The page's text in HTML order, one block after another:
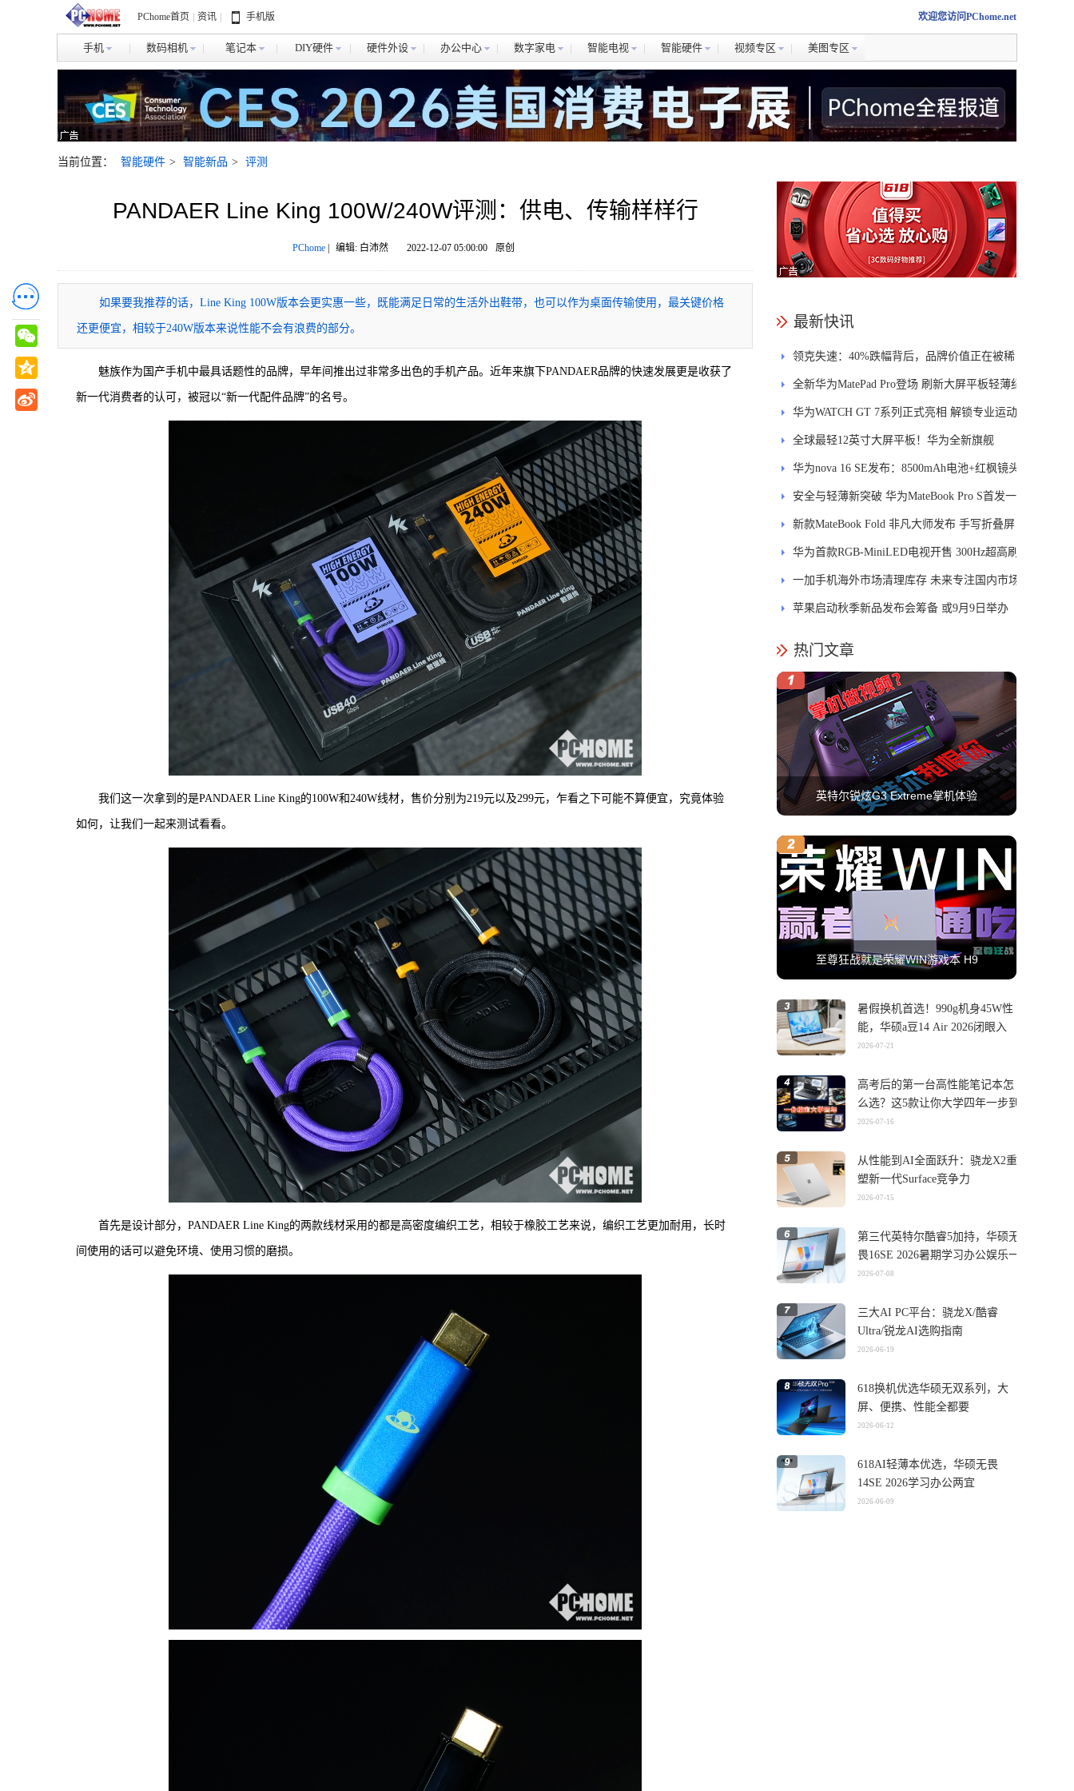
PChome首页 资讯 手机版 欢迎您访问PChome.net
手机 数码相机 笔记本 DIY硬件 硬件外设 办公中心 数字家电 智能电视 智能硬件 视频专区 美图专区
当前位置： 智能硬件 > 智能新品 > 评测
PANDAER Line King 100W/240W评测：供电、传输样样行
PChome| 编辑: 白沛然 2022-12-07 05:00:00 原创
如果要我推荐的话，Line King 100W版本会更实惠一些，既能满足日常的生活外出鞋带，也可以作为桌面传输使用，最关键价格
还更便宜，相较于240W版本来说性能不会有浪费的部分。
魅族作为国产手机中最具话题性的品牌，早年间推出过非常多出色的手机产品。近年来旗下PANDAER品牌的快速发展更是收获了
新一代消费者的认可，被冠以“新一代配件品牌”的名号。
我们这一次拿到的是PANDAER Line King的100W和240W线材，售价分别为219元以及299元，乍看之下可能不算便宜，究竟体验
如何，让我们一起来测试看看。
首先是设计部分，PANDAER Line King的两款线材采用的都是高密度编织工艺，相较于橡胶工艺来说，编织工艺更加耐用，长时
间使用的话可以避免环境、使用习惯的磨损。
最新快讯
领克失速：40%跌幅背后，品牌价值正在被稀
释
全新华为MatePad Pro登场 刷新大屏平板轻薄纪
录
华为WATCH GT 7系列正式亮相 解锁专业运动
新体验
全球最轻12英寸大屏平板！华为全新旗舰
MatePad Pro正式发布
华为nova 16 SE发布：8500mAh电池+红枫镜头
安全与轻薄新突破 华为MateBook Pro S首发一
区双像素技术防窥屏
新款MateBook Fold 非凡大师发布 手写折叠屏
引领PC交互新体验
华为首款RGB-MiniLED电视开售 300Hz超高刷
新率
一加手机海外市场清理库存 未来专注国内市场
苹果启动秋季新品发布会筹备 或9月9日举办
热门文章
英特尔锐炫G3 Extreme掌机体验
至尊狂战就是荣耀WIN游戏本 H9
暑假换机首选！990g机身45W性
能，华硕a豆14 Air 2026闭眼入
2026-07-21
高考后的第一台高性能笔记本怎
么选？这5款让你大学四年一步到
位
2026-07-16
从性能到AI全面跃升：骁龙X2重
塑新一代Surface竞争力
2026-07-15
第三代英特尔酷睿5加持，华硕无
畏16SE 2026暑期学习办公娱乐一
机搞定
2026-07-08
三大AI PC平台：骁龙X/酷睿
Ultra/锐龙AI选购指南
2026-06-19
618换机优选华硕无双系列，大
屏、便携、性能全都要
2026-06-12
618AI轻薄本优选，华硕无畏
14SE 2026学习办公两宜
2026-06-09